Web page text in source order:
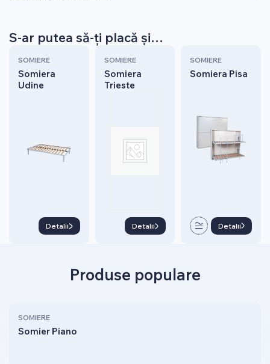
S-ar putea să-ți placă și…
SOMIERE
Somiera
Udine
Detalii
SOMIERE
Somiera
Trieste
Detalii
SOMIERE
Somiera Pisa
Detalii
Produse populare
SOMIERE
Somier Piano